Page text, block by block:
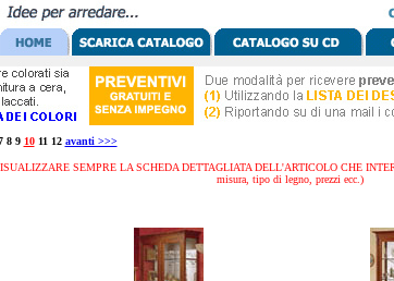
8 9 1011 12 avanti >>>
SEMPRE LA SCHEDA DETTAGLIATA DELL'ARTICOLO CHE
misura, tipo di legno, prezzi ecc.)